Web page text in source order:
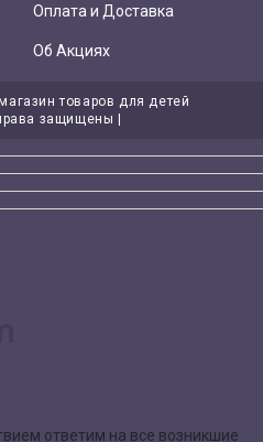
Оплата и Доставка
Об Акциях
товаров для детей
защищены |
ответим на все возникшие